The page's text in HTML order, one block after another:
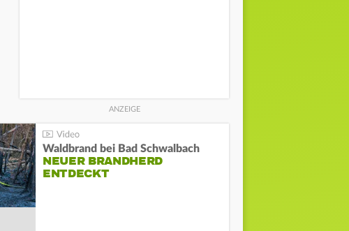
Waldbrand bei Bad Schwalbach
NEUER BRANDHERD
ENTDECKT